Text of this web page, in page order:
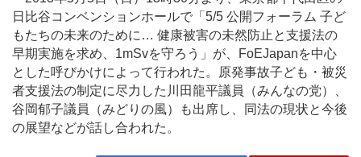
日比谷コンベンションホールで「5/5 公開フォーラム 子ど
もたちの未来のために… 健康被害の未然防止と支援法の
早期実施を求め、1mSvを守ろう」が、FoEJapanを中心
とした呼びかけによって行われた。原発事故子ども・被災
者支援法の制定に尽力した川田龍平議員（みんなの党）、
谷岡郁子議員（みどりの風）も出席し、同法の現状と今後
の展望などが話し合われた。